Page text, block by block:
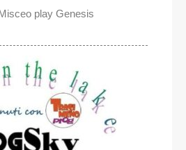
play Genesis